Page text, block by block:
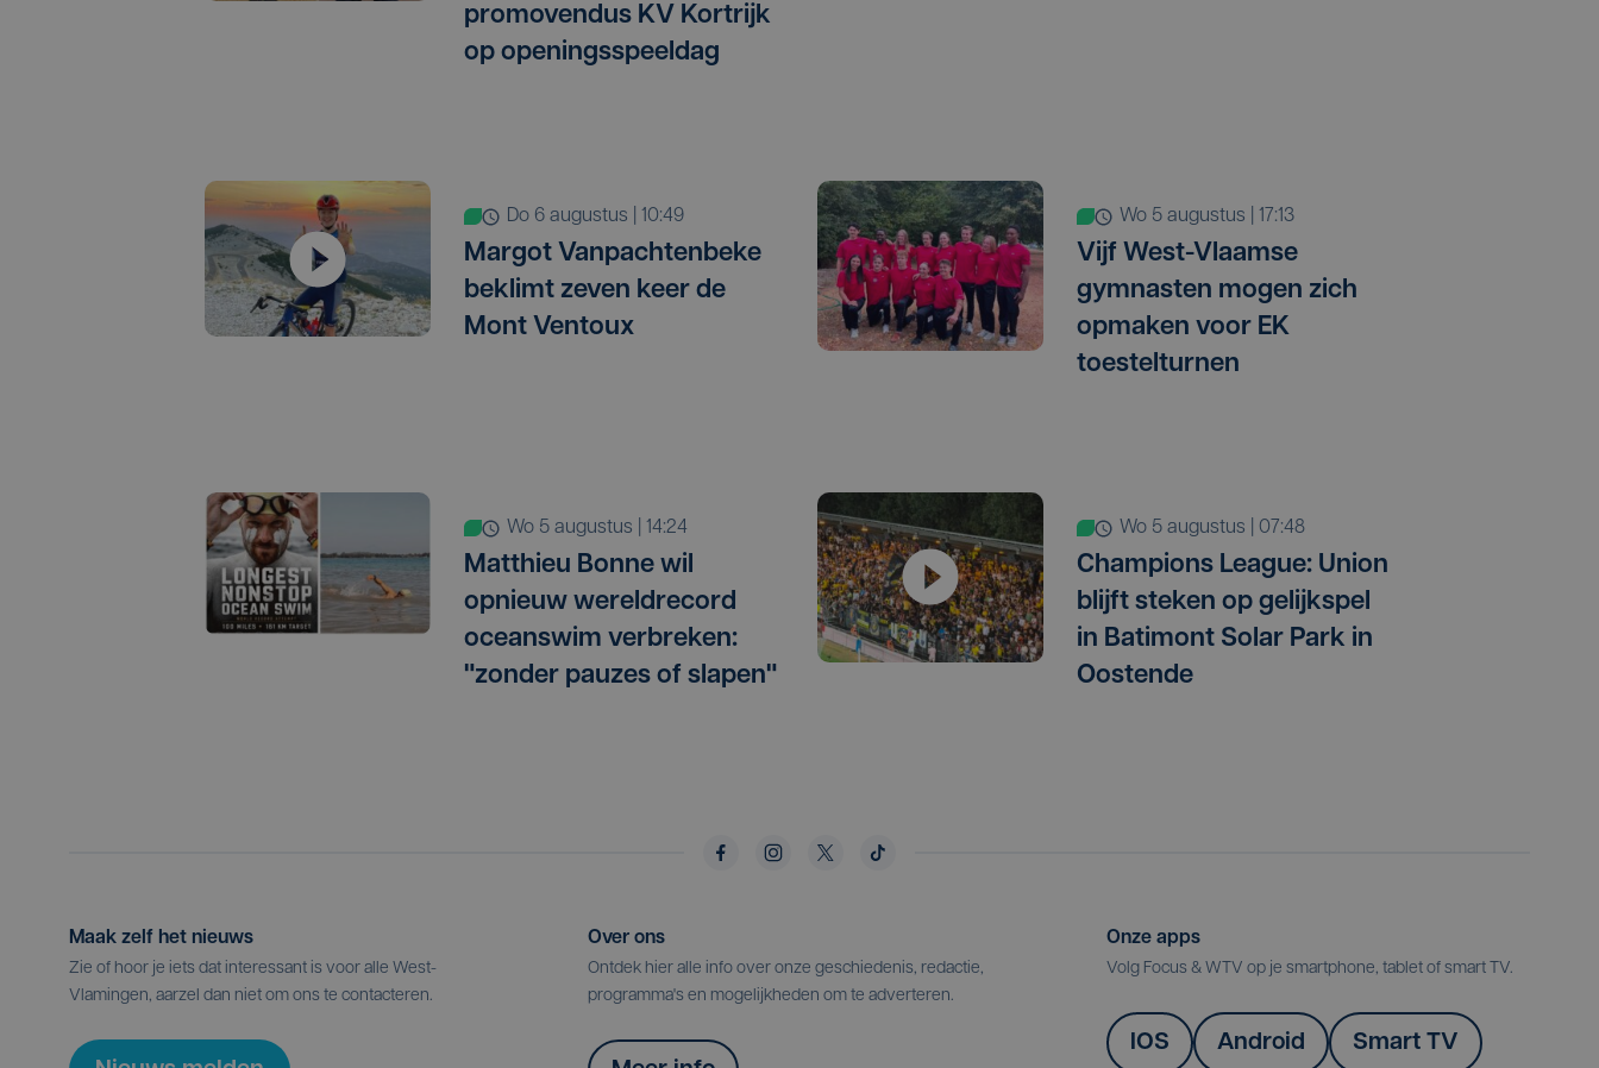
promovendus KV Kortrijk
op openingsspeeldag
do 6 augustus | 10:49
Margot Vanpachtenbeke
beklimt zeven keer de
Mont Ventoux
wo 5 augustus | 17:13
Vijf West-Vlaamse
gymnasten mogen zich
opmaken voor EK
toestelturnen
wo 5 augustus | 14:24
Matthieu Bonne wil
opnieuw wereldrecord
oceanswim verbreken:
"zonder pauzes of slapen"
wo 5 augustus | 07:48
Champions League: Union
blijft steken op gelijkspel
in Batimont Solar Park in
Oostende
Maak zelf het nieuws
Zie of hoor je iets dat interessant is voor alle West-
Vlamingen, aarzel dan niet om ons te contacteren.
Over ons
Ontdek hier alle info over onze geschiedenis, redactie,
programma's en mogelijkheden om te adverteren.
Onze apps
Volg Focus & WTV op je smartphone, tablet of smart TV.
IOS Android Smart TV